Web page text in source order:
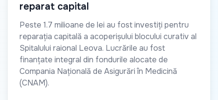
reparat capital
Peste 1.7 milioane de lei au fost investiți pentru
reparația capitală a acoperișului blocului curativ al
Spitalului raional Leova. Lucrările au fost
finanțate integral din fondurile alocate de
Compania Națională de Asigurări în Medicină
(CNAM).